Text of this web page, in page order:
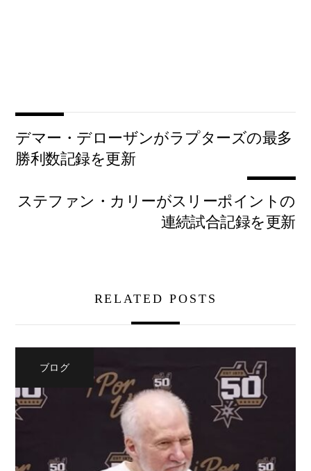
デマー・デローザンがラプターズの最多
勝利数記録を更新
ステファン・カリーがスリーポイントの
連続試合記録を更新
RELATED POSTS
ブログ